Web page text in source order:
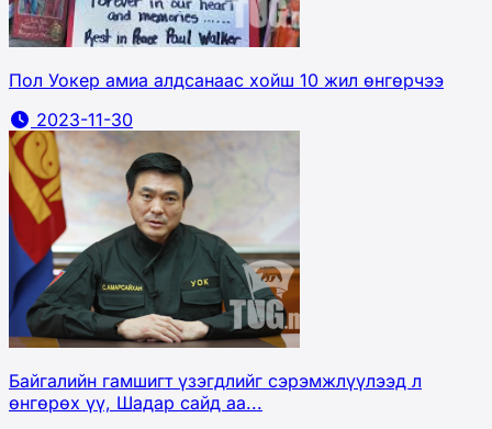
Пол Уокер амиа алдсанаас хойш 10 жил өнгөрчээ
2023-11-30
Байгалийн гамшигт үзэгдлийг сэрэмжлүүлээд л
өнгөрөх үү, Шадар сайд аа...